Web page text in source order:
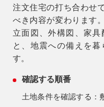
注文住宅の打ち合わせ
べき内容が変わります
立面図、外構図、家
と、地震への備えを
す。
確認する順番
土地条件を確認する：